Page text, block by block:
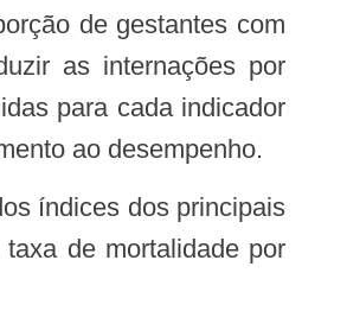
as internações por
para cada indicador
ao desempenho.
de mortalidade por